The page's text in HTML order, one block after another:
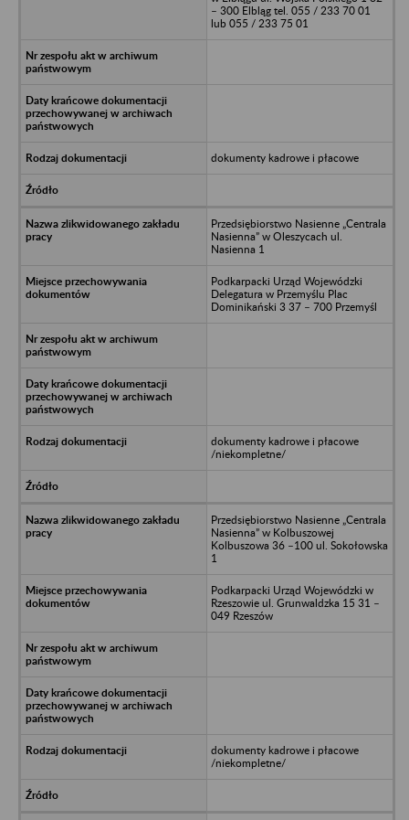
– 300 Elbląg tel. 055 / 233 70 01
lub 055 / 233 75 01
dokumenty kadrowe i płacowe
Przedsiębiorstwo Nasienne „Centrala
Nasienna” w Oleszycach ul.
Nasienna 1
Podkarpacki Urząd Wojewódzki
Delegatura w Przemyślu Plac
Dominikański 3 37 – 700 Przemyśl
dokumenty kadrowe i płacowe
/niekompletne/
Przedsiębiorstwo Nasienne „Centrala
Nasienna” w Kolbuszowej
Kolbuszowa 36 –100 ul. Sokołowska
1
Podkarpacki Urząd Wojewódzki w
Rzeszowie ul. Grunwaldzka 15 31 –
049 Rzeszów
dokumenty kadrowe i płacowe
/niekompletne/